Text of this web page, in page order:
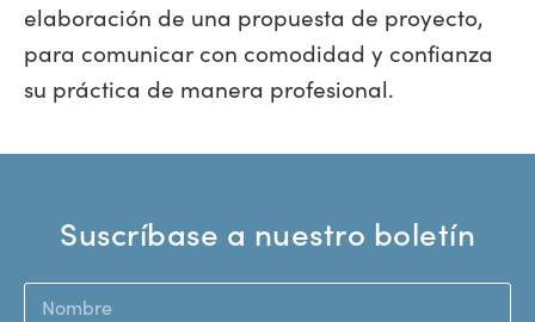
elaboración de una propuesta de proyecto,
para comunicar con comodidad y confianza
su práctica de manera profesional.
Suscríbase a nuestro boletín